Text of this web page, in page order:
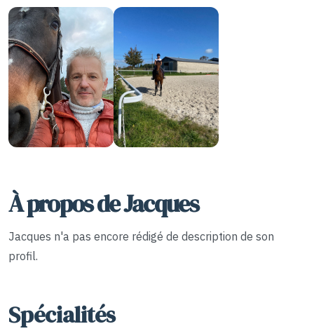
À propos de Jacques
Jacques n'a pas encore rédigé de description de son
profil.
Spécialités